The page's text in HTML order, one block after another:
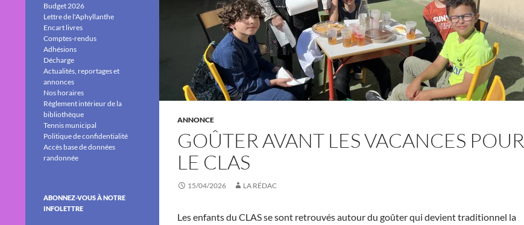
ANNONCE
GOÛTER AVANT LES VACANCES POUR
LE CLAS
15/04/2026 LA RÉDAC
Les enfants du CLAS se sont retrouvés autour du goûter qui devient traditionnel la
Budget 2026
Lettre de l'Aphyllanthe
Encart livres
Comptes-rendus
Adhésions
Décharge
Actualités, reportages et
annonces
Nos horaires
Règlement intérieur de la
bibliothèque
Tennis municipal
Politique de confidentialité
Accès base de données
randonnée
ABONNEZ-VOUS À NOTRE
INFOLETTRE